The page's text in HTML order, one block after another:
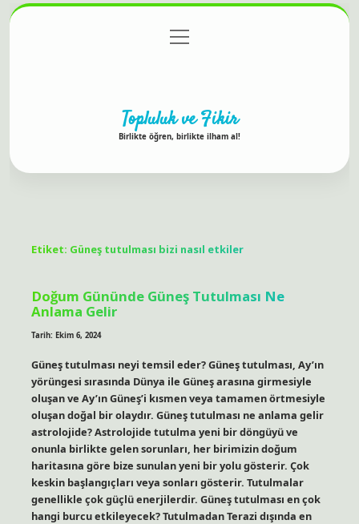
Gizlilik Politikası
menüyü
aç
Topluluk ve Fikir
Birlikte öğren, birlikte ilham al!
Etiket: Güneş tutulması bizi nasıl etkiler
Doğum Gününde Güneş Tutulması Ne
Anlama Gelir
Tarih: Ekim 6, 2024
Güneş tutulması neyi temsil eder? Güneş tutulması, Ay’ın
yörüngesi sırasında Dünya ile Güneş arasına girmesiyle
oluşan ve Ay’ın Güneş’i kısmen veya tamamen örtmesiyle
oluşan doğal bir olaydır. Güneş tutulması ne anlama gelir
astrolojide? Astrolojide tutulma yeni bir döngüyü ve
onunla birlikte gelen sorunları, her birimizin doğum
haritasına göre bize sunulan yeni bir yolu gösterir. Çok
keskin başlangıçları veya sonları gösterir. Tutulmalar
genellikle çok güçlü enerjilerdir. Güneş tutulması en çok
hangi burcu etkileyecek? Tutulmadan Terazi dışında en